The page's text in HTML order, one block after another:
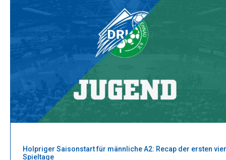
Holpriger Saisonstart für männliche A2: Recap der ersten vier
Spieltage